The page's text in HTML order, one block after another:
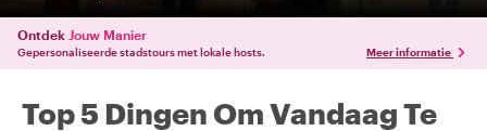
Ontdek Jouw Manier
Gepersonaliseerde stadstours met lokale hosts. Meer informatie
Top 5 Dingen Om Vandaag Te